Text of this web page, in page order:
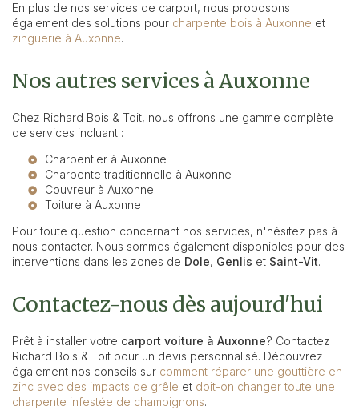
En plus de nos services de carport, nous proposons
également des solutions pour charpente bois à Auxonne et
zinguerie à Auxonne.
Nos autres services à Auxonne
Chez Richard Bois & Toit, nous offrons une gamme complète
de services incluant :
Charpentier à Auxonne
Charpente traditionnelle à Auxonne
Couvreur à Auxonne
Toiture à Auxonne
Pour toute question concernant nos services, n'hésitez pas à
nous contacter. Nous sommes également disponibles pour des
interventions dans les zones de Dole, Genlis et Saint-Vit.
Contactez-nous dès aujourd'hui
Prêt à installer votre carport voiture à Auxonne? Contactez
Richard Bois & Toit pour un devis personnalisé. Découvrez
également nos conseils sur comment réparer une gouttière en
zinc avec des impacts de grêle et doit-on changer toute une
charpente infestée de champignons.